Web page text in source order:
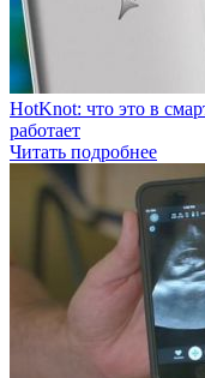
HotKnot: что это в
работает
Читать подробнее